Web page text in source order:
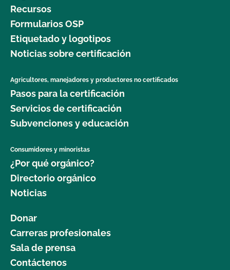
Recursos
Formularios OSP
Etiquetado y logotipos
Noticias sobre certificación
Agricultores, manejadores y productores no certificados
Pasos para la certificación
Servicios de certificación
Subvenciones y educación
Consumidores y minoristas
¿Por qué orgánico?
Directorio orgánico
Noticias
Donar
Carreras profesionales
Sala de prensa
Contáctenos